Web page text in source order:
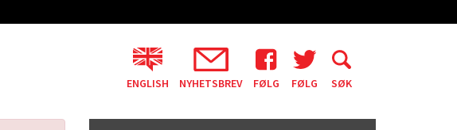
ENGLISH NYHETSBREV FØLG FØLG SØK